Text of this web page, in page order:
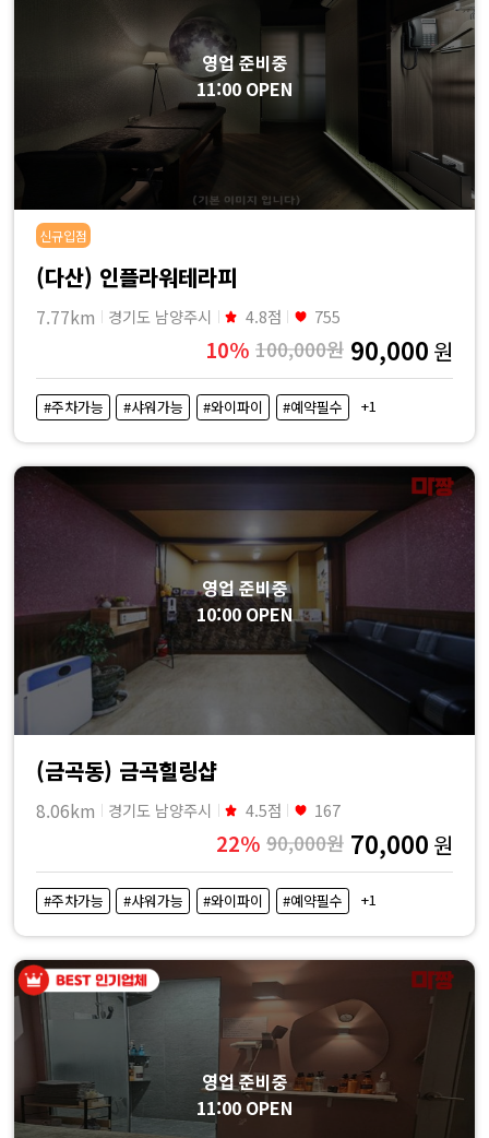
영업 준비중
11:00 OPEN
신규입점
(다산) 인플라워테라피
7.77km 경기도 남양주시 4.8점 755
10% 100,000원 90,000 원
#주차가능 #샤워가능 #와이파이 #예약필수 +1
영업 준비중
10:00 OPEN
(금곡동) 금곡힐링샵
8.06km 경기도 남양주시 4.5점 167
22% 90,000원 70,000 원
#주차가능 #샤워가능 #와이파이 #예약필수 +1
영업 준비중
11:00 OPEN